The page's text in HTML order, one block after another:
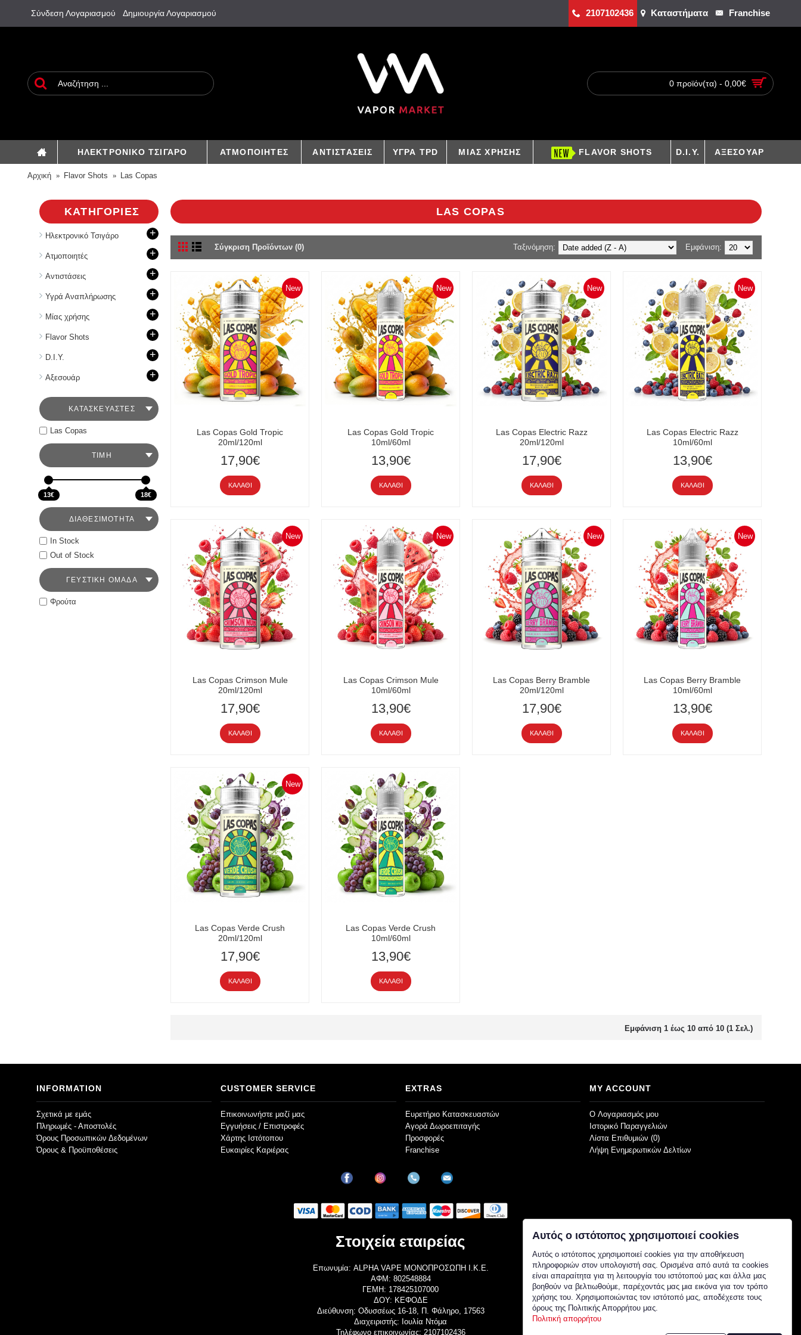
Σύνδεση Λογαριασμού Δημιουργία Λογαριασμού 2107102436 Καταστήματα Franchise
0 προϊόν(τα) - 0,00€
ΗΛΕΚΤΡΟΝΙΚΟ ΤΣΙΓΑΡΟ ΑΤΜΟΠΟΙΗΤΕΣ ΑΝΤΙΣΤΑΣΕΙΣ ΥΓΡΑ TPD ΜΙΑΣ ΧΡΗΣΗΣ FLAVOR SHOTS D.I.Y. ΑΞΕΣΟΥΑΡ
Αρχική Flavor Shots Las Copas
ΚΑΤΗΓΟΡΊΕΣ
Ηλεκτρονικό Τσιγάρο +
Aτμοποιητές +
Aντιστάσεις +
Υγρά Αναπλήρωσης +
Mίας χρήσης +
Flavor Shots +
D.I.Y. +
Aξεσουάρ +
ΚΑΤΑΣΚΕΥΑΣΤΕΣ
Las Copas
ΤΙΜΉ
13€ 18€
ΔΙΑΘΕΣΙΜΟΤΗΤΑ
In Stock
Out of Stock
ΓΕΥΣΤΙΚΉ ΟΜΆΔΑ
Φρούτα
LAS COPAS
Σύγκριση Προϊόντων (0) Εμφάνιση:
Ταξινόμηση:
New
Las Copas Gold Tropic
20ml/120ml
17,90€
ΚΑΛΆΘΙ
New
Las Copas Gold Tropic
10ml/60ml
13,90€
ΚΑΛΆΘΙ
New
Las Copas Electric Razz
20ml/120ml
17,90€
ΚΑΛΆΘΙ
New
Las Copas Electric Razz
10ml/60ml
13,90€
ΚΑΛΆΘΙ
New
Las Copas Crimson Mule
20ml/120ml
17,90€
ΚΑΛΆΘΙ
New
Las Copas Crimson Mule
10ml/60ml
13,90€
ΚΑΛΆΘΙ
New
Las Copas Berry Bramble
20ml/120ml
17,90€
ΚΑΛΆΘΙ
New
Las Copas Berry Bramble
10ml/60ml
13,90€
ΚΑΛΆΘΙ
New
Las Copas Verde Crush
20ml/120ml
17,90€
ΚΑΛΆΘΙ
Las Copas Verde Crush
10ml/60ml
13,90€
ΚΑΛΆΘΙ
Εμφάνιση 1 έως 10 από 10 (1 Σελ.)
INFORMATION
Σχετικά με εμάς
Πληρωμές - Αποστολές
Όρους Προσωπικών Δεδομένων
Όρους & Προϋποθέσεις
CUSTOMER SERVICE
Επικοινωνήστε μαζί μας
Εγγυήσεις / Επιστροφές
Χάρτης Ιστότοπου
Ευκαιρίες Καριέρας
EXTRAS
Ευρετήριο Κατασκευαστών
Αγορά Δωροεπιταγής
Προσφορές
Franchise
MY ACCOUNT
O Λογαριασμός μου
Ιστορικό Παραγγελιών
Λίστα Επιθυμιών (0)
Λήψη Ενημερωτικών Δελτίων
Στοιχεία εταιρείας
Επωνυμία: ALPHA VAPE ΜΟΝΟΠΡΟΣΩΠΗ Ι.Κ.Ε.
ΑΦΜ: 802548884
ΓΕΜΗ: 178425107000
ΔΟΥ: ΚΕΦΟΔΕ
Διεύθυνση: Οδυσσέως 16-18, Π. Φάληρο, 17563
Διαχειριστής: Ιουλία Ντόμα
Τηλέφωνο επικοινωνίας: 2107102436
Αυτός ο ιστότοπος χρησιμοποιεί cookies
Αυτός ο ιστότοπος χρησιμοποιεί cookies για την αποθήκευση
πληροφοριών στον υπολογιστή σας. Ορισμένα από αυτά τα cookies
είναι απαραίτητα για τη λειτουργία του ιστότοπού μας και άλλα μας
βοηθούν να βελτιωθούμε, παρέχοντάς μας μια εικόνα για τον τρόπο
χρήσης του. Χρησιμοποιώντας τον ιστότοπό μας, αποδέχεστε τους
όρους της Πολιτικής Απορρήτου μας.
Πολιτική απορρήτου